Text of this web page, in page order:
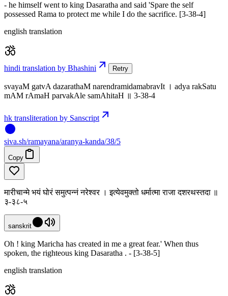
- he himself went to king Dasaratha and said 'Spare the self
possessed Rama to protect me while I do the sacrifice. [3-38-4]
english translation
hindi translation by Bhashini Retry
svayaM gatvA dazarathaM narendramidamabravIt । adya rakSatu
mAM rAmaH parvakAle samAhitaH ॥ 3-38-4
hk transliteration by Sanscript
siva.sh/ramayana/aranya-kanda/38/5
Copy
मारीचान्मे भयं घोरं समुत्पन्नं नरेश्वर । इत्येवमुक्तो धर्मात्मा राजा दशरथस्तदा ॥
३-३८-५
sanskrit
Oh ! king Maricha has created in me a great fear.' When thus
spoken, the righteous king Dasaratha . - [3-38-5]
english translation